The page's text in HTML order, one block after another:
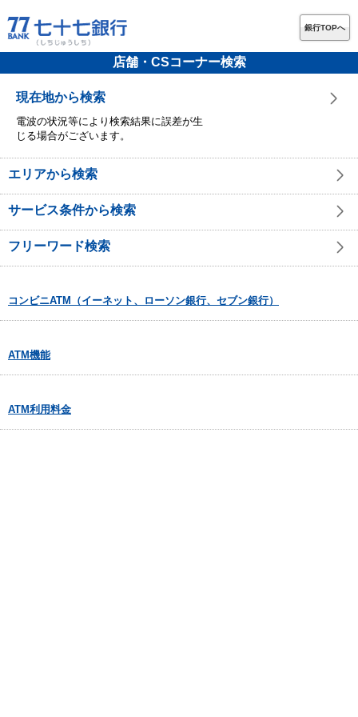
銀行TOPへ
店舗・CSコーナー検索
現在地から検索
電波の状況等により検索結果に誤差が生
じる場合がございます。
エリアから検索
サービス条件から検索
フリーワード検索
コンビニATM（イーネット、ローソン銀行、セブン銀行）
ATM機能
ATM利用料金